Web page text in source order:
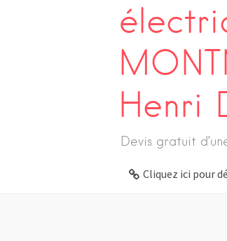
Henri
Devis gratuit
Cliquez ici pour